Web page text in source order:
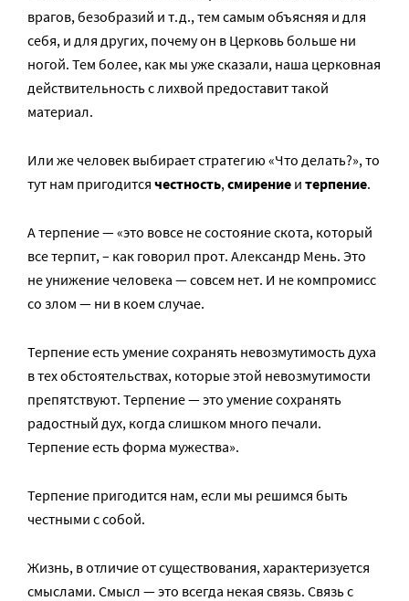
врагов, безобразий и т.д., тем самым объясняя и для
себя, и для других, почему он в Церковь больше ни
ногой. Тем более, как мы уже сказали, наша церковная
действительность с лихвой предоставит такой
материал.
Или же человек выбирает стратегию «Что делать?», то
тут нам пригодится честность, смирение и терпение.
А терпение — «это вовсе не состояние скота, который
все терпит, – как говорил прот. Александр Мень. Это
не унижение человека — совсем нет. И не компромисс
со злом — ни в коем случае.
Терпение есть умение сохранять невозмутимость духа
в тех обстоятельствах, которые этой невозмутимости
препятствуют. Терпение — это умение сохранять
радостный дух, когда слишком много печали.
Терпение есть форма мужества».
Терпение пригодится нам, если мы решимся быть
честными с собой.
Жизнь, в отличие от существования, характеризуется
смыслами. Смысл — это всегда некая связь. Связь с